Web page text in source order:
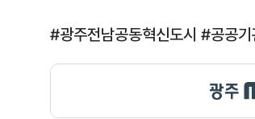
#광주전남공동혁신도시 #공공